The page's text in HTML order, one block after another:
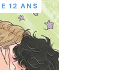
12 ANS